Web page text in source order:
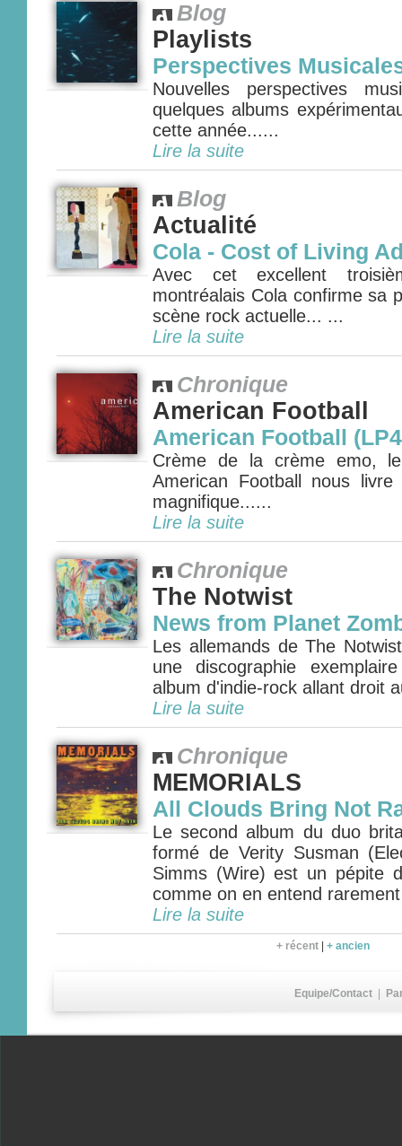
Blog
Playlists
Perspectives
Nouvelles perspectives
quelques albums
cette année......
Lire la suite
Blog
Actualité
Cola - Cost of Living
Avec cet excellent
montréalais Cola confirme sa
scène rock actuelle... ...
Lire la suite
Chronique
American Football
American Football
Crème de la crème emo,
American Football nous
magnifique......
Lire la suite
Chronique
The Notwist
News from Planet
Les allemands de The
une discographie
album d'indie-rock allant droit
Lire la suite
Chronique
MEMORIALS
All Clouds Bring Not
Le second album du duo
formé de Verity Susman
Simms (Wire) est un pépite
comme on en entend
Lire la suite
+ récent + ancien
Equipe/Contact